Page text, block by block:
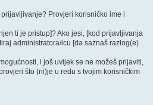
prijavljivanje? Provjeri korisničko ime i
ti je pristup]? Ako jesi, [kod prijavljivanja
administratora/icu [da saznaš razlog(e)
i još uvijek se ne možeš prijaviti,
što (ni)je u redu s tvojim korisničkim